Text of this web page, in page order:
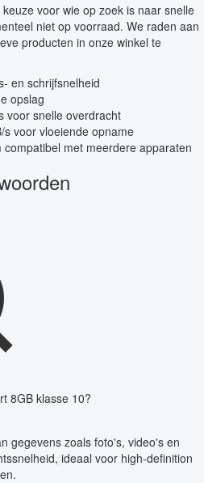
voor wie op zoek is naar snelle
niet op voorraad. We raden aan
producten in onze winkel te
en schrijfsnelheid
opslag
voor snelle overdracht
voor vloeiende opname
compatibel met meerdere apparaten
8GB klasse 10?
gegevens zoals foto's, video's en
ideaal voor high-definition